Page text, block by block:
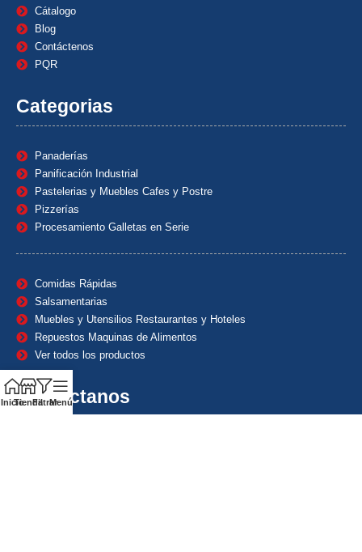
Cátalogo
Blog
Contáctenos
PQR
Categorias
Panaderías
Panificación Industrial
Pastelerias y Muebles Cafes y Postre
Pizzerías
Procesamiento Galletas en Serie
Comidas Rápidas
Salsamentarias
Muebles y Utensilios Restaurantes y Hoteles
Repuestos Maquinas de Alimentos
Ver todos los productos
Contáctanos
InicioTiendaFiltrarMenú